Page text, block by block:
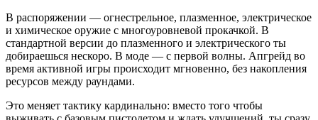
В распоряжении — огнестрельное, плазменное, электрическое
и химическое оружие с многоуровневой прокачкой. В
стандартной версии до плазменного и электрического ты
добираешься нескоро. В моде — с первой волны. Апгрейд во
время активной игры происходит мгновенно, без накопления
ресурсов между раундами.
Это меняет тактику кардинально: вместо того чтобы